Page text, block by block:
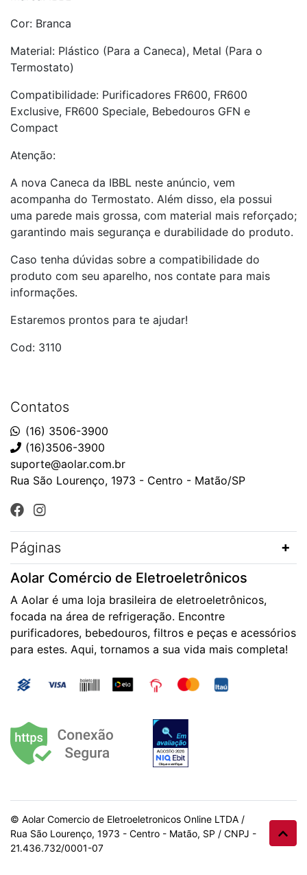
Cor: Branca
Material: Plástico (Para a Caneca), Metal (Para o
Termostato)
Compatibilidade: Purificadores FR600, FR600
Exclusive, FR600 Speciale, Bebedouros GFN e
Compact
Atenção:
A nova Caneca da IBBL neste anúncio, vem
acompanha do Termostato. Além disso, ela possui
uma parede mais grossa, com material mais reforçado;
garantindo mais segurança e durabilidade do produto.
Caso tenha dúvidas sobre a compatibilidade do
produto com seu aparelho, nos contate para mais
informações.
Estaremos prontos para te ajudar!
Cod: 3110
Contatos
(16) 3506-3900
(16)3506-3900
suporte@aolar.com.br
Rua São Lourenço, 1973 - Centro - Matão/SP
Páginas
Aolar Comércio de Eletroeletrônicos
A Aolar é uma loja brasileira de eletroeletrônicos,
focada na área de refrigeração. Encontre
purificadores, bebedouros, filtros e peças e acessórios
para estes. Aqui, tornamos a sua vida mais completa!
© Aolar Comercio de Eletroeletronicos Online LTDA /
Rua São Lourenço, 1973 - Centro - Matão, SP / CNPJ -
21.436.732/0001-07